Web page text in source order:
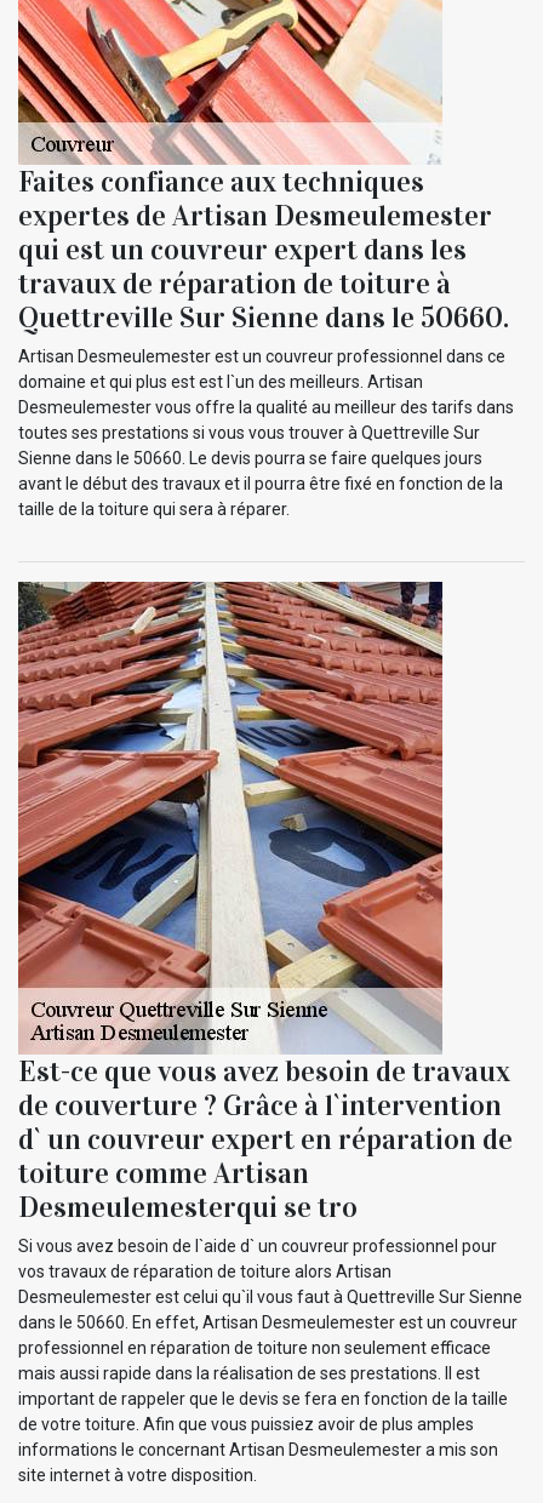
Faites confiance aux techniques
expertes de Artisan Desmeulemester
qui est un couvreur expert dans les
travaux de réparation de toiture à
Quettreville Sur Sienne dans le 50660.
Artisan Desmeulemester est un couvreur professionnel dans ce
domaine et qui plus est est l`un des meilleurs. Artisan
Desmeulemester vous offre la qualité au meilleur des tarifs dans
toutes ses prestations si vous vous trouver à Quettreville Sur
Sienne dans le 50660. Le devis pourra se faire quelques jours
avant le début des travaux et il pourra être fixé en fonction de la
taille de la toiture qui sera à réparer.
Est-ce que vous avez besoin de travaux
de couverture ? Grâce à l`intervention
d` un couvreur expert en réparation de
toiture comme Artisan
Desmeulemesterqui se tro
Si vous avez besoin de l`aide d` un couvreur professionnel pour
vos travaux de réparation de toiture alors Artisan
Desmeulemester est celui qu`il vous faut à Quettreville Sur Sienne
dans le 50660. En effet, Artisan Desmeulemester est un couvreur
professionnel en réparation de toiture non seulement efficace
mais aussi rapide dans la réalisation de ses prestations. Il est
important de rappeler que le devis se fera en fonction de la taille
de votre toiture. Afin que vous puissiez avoir de plus amples
informations le concernant Artisan Desmeulemester a mis son
site internet à votre disposition.